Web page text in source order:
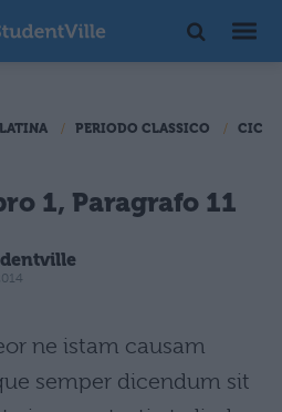
PERIODO CLASSICO
1, Paragrafo 11
ne istam causam
semper dicendum sit